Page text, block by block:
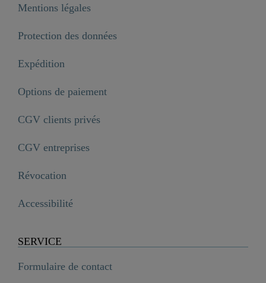
Mentions légales
Protection des données
Expédition
Options de paiement
CGV clients privés
CGV entreprises
Révocation
Accessibilité
SERVICE
Formulaire de contact